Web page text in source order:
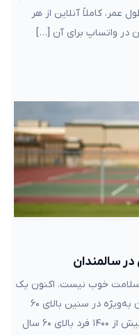
عمر، کاملاً آنلاین از هر
در سالمندان
سلامت خوب نیست. اکنون یک
پژوهش دیگر هم مجددا روی اهمیت آن به‌ویژه در سنین بالای ۶۰
سال تاکید کرده است. در این پژوهش بیش از ۱۴۰۰ فرد بالای ۶۰ سال